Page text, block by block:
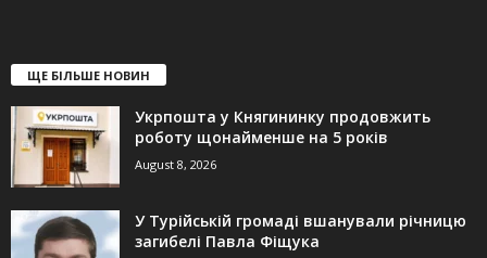
ЩЕ БІЛЬШЕ НОВИН
Укрпошта у Княгининку продовжить
роботу щонайменше на 5 років
August 8, 2026
У Турійській громаді вшанували річницю
загибелі Павла Фіщука